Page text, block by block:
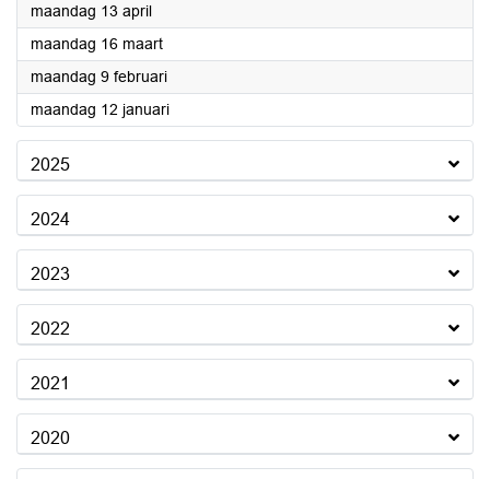
maandag 13 april2026
maandag 16 maart2026
maandag 9 februari2026
maandag 12 januari2026
2025
2024
2023
2022
2021
2020